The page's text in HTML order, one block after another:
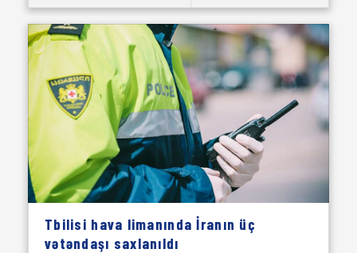
Tbilisi hava limanında İranın üç
vətəndaşı saxlanıldı